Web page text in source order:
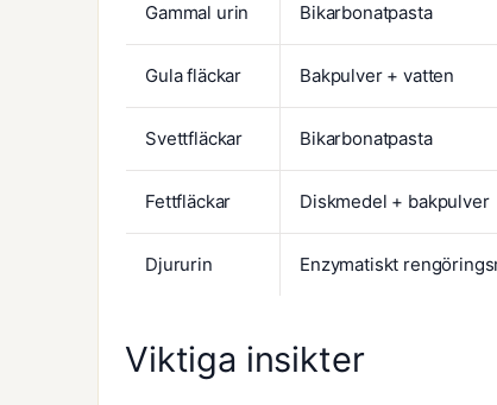
Gammal urin Bikarbonatpasta
Gula fläckar Bakpulver + vatten
Svettfläckar Bikarbonatpasta
Fettfläckar Diskmedel + bakpulver
Djururin Enzymatiskt
Viktiga insikter